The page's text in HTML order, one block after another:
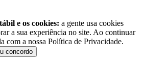
e os cookies: a gente usa cookies
a sua experiência no site. Ao continuar
com a nossa Política de Privacidade.
concordo